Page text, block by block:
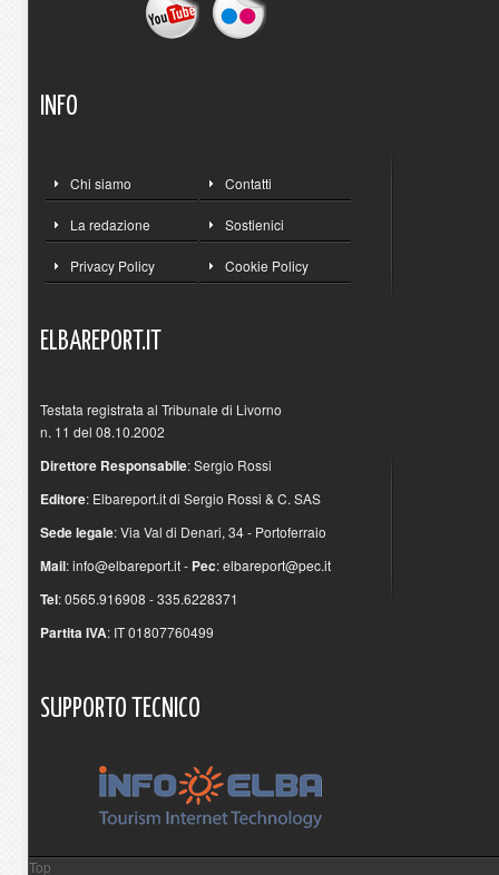
INFO
Chi siamo Contatti
La redazione Sostienici
Privacy Policy Cookie Policy
ELBAREPORT.IT
Testata registrata al Tribunale di Livorno
n. 11 del 08.10.2002
Direttore Responsabile: Sergio Rossi
Editore: Elbareport.it di Sergio Rossi & C. SAS
Sede legale: Via Val di Denari, 34 - Portoferraio
Mail:info@elbareport.it- Pec:elbareport@pec.it
Tel: 0565.916908 - 335.6228371
Partita IVA: IT 01807760499
SUPPORTO TECNICO
Top